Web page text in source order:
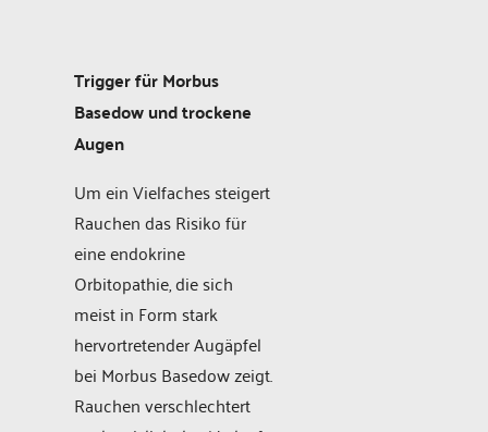
Trigger für Morbus
Basedow und trockene
Augen
Um ein Vielfaches steigert
Rauchen das Risiko für
eine endokrine
Orbitopathie, die sich
meist in Form stark
hervortretender Augäpfel
bei Morbus Basedow zeigt.
Rauchen verschlechtert